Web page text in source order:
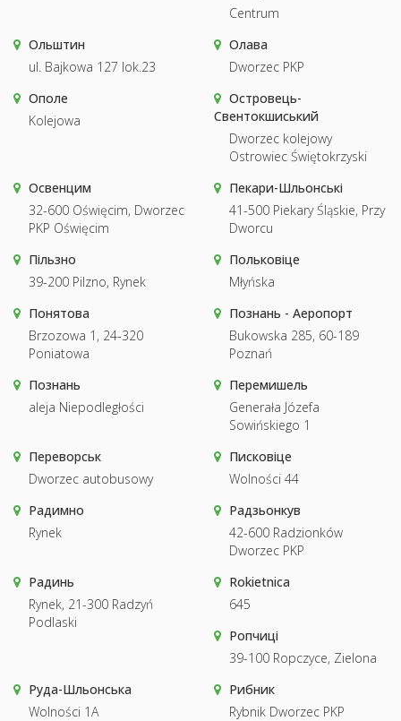
Centrum
Ольштин
ul. Bajkowa 127 lok.23
Олава
Dworzec PKP
Ополе
Kolejowa
Островець-
Свентокшиський
Dworzec kolejowy
Ostrowiec Świętokrzyski
Освенцим
32-600 Oświęcim, Dworzec
PKP Oświęcim
Пекари-Шльонські
41-500 Piekary Śląskie, Przy
Dworcu
Пільзно
39-200 Pilzno, Rynek
Польковіце
Młyńska
Понятова
Brzozowa 1, 24-320
Poniatowa
Познань - Аеропорт
Bukowska 285, 60-189
Poznań
Познань
aleja Niepodległości
Перемишель
Generała Józefa
Sowińskiego 1
Переворськ
Dworzec autobusowy
Писковіце
Wolności 44
Радимно
Rynek
Радзьонкув
42-600 Radzionków
Dworzec PKP
Радинь
Rynek, 21-300 Radzyń
Podlaski
Rokietnica
645
Ропчиці
39-100 Ropczyce, Zielona
Руда-Шльонська
Wolności 1A
Рибник
Rybnik Dworzec PKP